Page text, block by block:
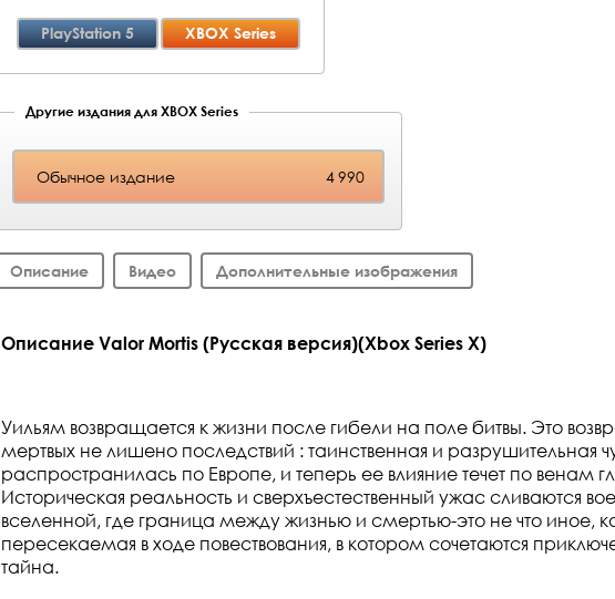
PlayStation 5 XBOX Series
Другие издания для XBOX Series
Обычное издание 4 990
Описание Видео Дополнительные изображения
Описание Valor Mortis (Русская версия)(Xbox Series X)
Уильям возвращается к жизни после гибели на поле битвы. Это
мертвых не лишено последствий : таинственная и разрушительная
распространилась по Европе, и теперь ее влияние течет по венам
Историческая реальность и сверхъестественный ужас сливаются
вселенной, где граница между жизнью и смертью-это не что иное,
пересекаемая в ходе повествования, в котором сочетаются
тайна.